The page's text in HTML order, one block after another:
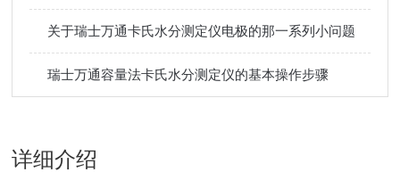
关于瑞士万通卡氏水分测定仪电极的那一系列小问题
瑞士万通容量法卡氏水分测定仪的基本操作步骤
详细介绍